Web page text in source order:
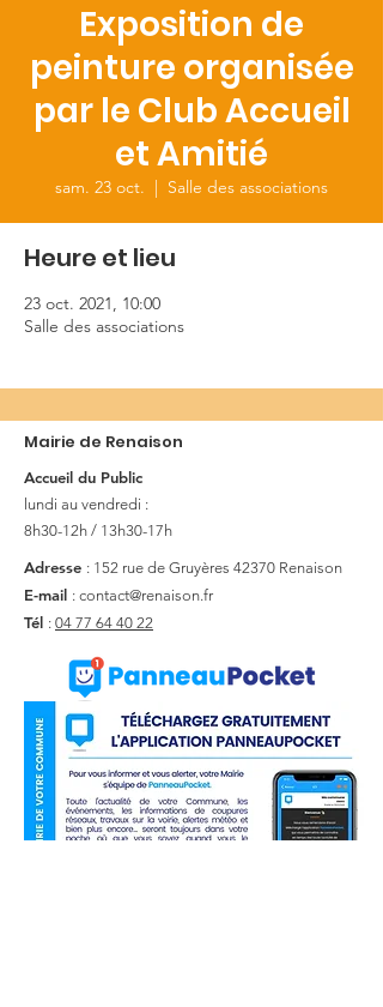
Exposition de
peinture organisée
par le Club Accueil
et Amitié
sam. 23 oct.
  |
Salle des associations
Heure et lieu
23 oct. 2021, 10:00
Salle des associations
Mairie de Renaison
Accueil du Public
lundi au vendredi :
8h30-12h / 13h30-17h
Adresse : 152 rue de Gruyères 42370 Renaison
E-mail : contact@renaison.fr
Tél : 04 77 64 40 22